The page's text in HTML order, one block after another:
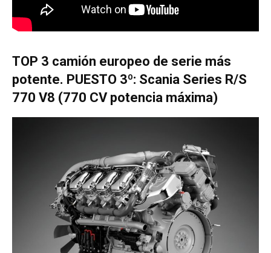
TOP 3 camión europeo de serie más
potente. PUESTO 3º: Scania Series R/S
770 V8 (770 CV potencia máxima)